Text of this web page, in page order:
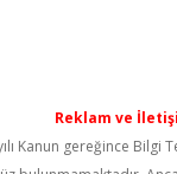
Reklam ve
Kanun gereğince